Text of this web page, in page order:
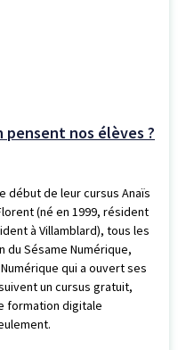
pensent nos élèves ?
début de leur cursus Anaïs
(né en 1999, résident
à Villamblard), tous les
Sésame Numérique,
qui a ouvert ses
un cursus gratuit,
formation digitale